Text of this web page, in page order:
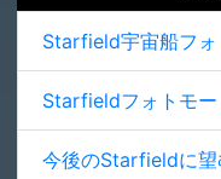
Starfield宇宙船フォ
Starfieldフォトモー
今後のStarfieldに望